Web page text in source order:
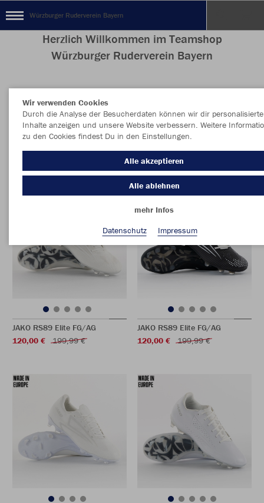
Würzburger Ruderverein Bayern
Herzlich Willkommen im Teamshop
Würzburger Ruderverein Bayern
Farbe
JAKO RS89 Elite FG/AG
120,00 €
199,99 €
JAKO RS89 Elite FG/AG
120,00 €
199,99 €
Wir verwenden Cookies
Durch die Analyse der Besucherdaten können wir dir personalisierte
Inhalte anzeigen und unsere Website verbessern. Weitere
zu den Cookies findest Du in den Einstellungen.
Alle akzeptieren
Alle ablehnen
mehr Infos
Datenschutz
Impressum